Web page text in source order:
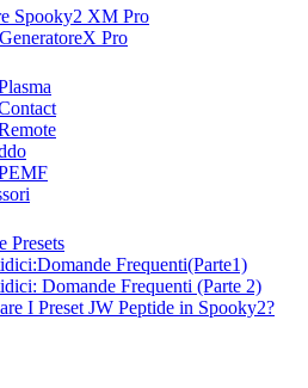
Spooky2 XM Pro
Pro
Presets
Frequenti(Parte1)
Domande Frequenti (Parte 2)
I Preset JW Peptide in Spooky2?